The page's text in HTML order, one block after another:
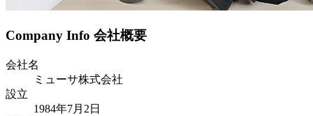
Company Info 会社概要
会社名
ミューサ株式会社
設立
1984年7月2日